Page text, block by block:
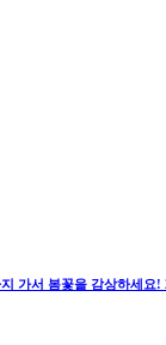
가서 봄꽃을 감상하세요!